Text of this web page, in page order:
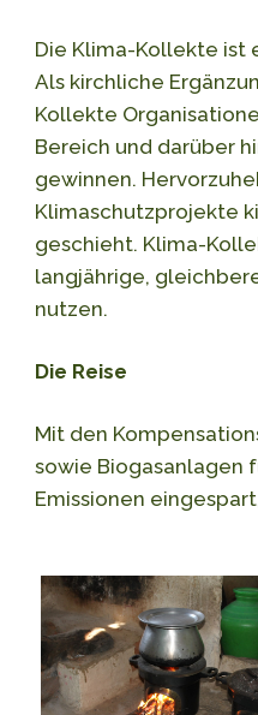
Die Klima-Kollekte ist
Als kirchliche
Kollekte
Bereich und darüber
gewinnen.
Klimaschutzprojekte
geschieht. Klima-
langjährige,
nutzen.
Die Reise
Mit den
sowie Biogasanlagen
Emissionen